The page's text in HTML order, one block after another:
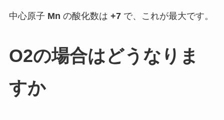
中心原子 Mn の酸化数は +7で、これが最大です。
O2の場合はどうなりま
すか